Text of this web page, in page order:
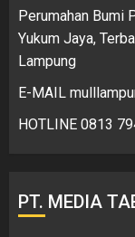
Perumahan Bumi
Yukum Jaya,
Lampung
E-MAIL
HOTLINE 0813
PT. MEDIA